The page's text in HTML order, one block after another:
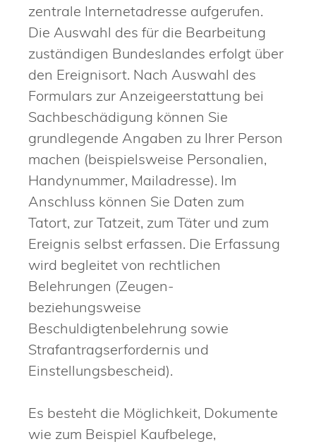
zentrale Internetadresse aufgerufen.
Die Auswahl des für die Bearbeitung
zuständigen Bundeslandes erfolgt über
den Ereignisort. Nach Auswahl des
Formulars zur Anzeigeerstattung bei
Sachbeschädigung können Sie
grundlegende Angaben zu Ihrer Person
machen (beispielsweise Personalien,
Handynummer, Mailadresse). Im
Anschluss können Sie Daten zum
Tatort, zur Tatzeit, zum Täter und zum
Ereignis selbst erfassen. Die Erfassung
wird begleitet von rechtlichen
Belehrungen (Zeugen-
beziehungsweise
Beschuldigtenbelehrung sowie
Strafantragserfordernis und
Einstellungsbescheid).
Es besteht die Möglichkeit, Dokumente
wie zum Beispiel Kaufbelege,